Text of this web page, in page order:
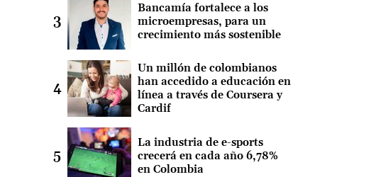
Bancamía fortalece a los
microempresas, para un
crecimiento más sostenible
Un millón de colombianos
han accedido a educación en
línea a través de Coursera y
Cardif
La industria de e-sports
crecerá en cada año 6,78%
en Colombia